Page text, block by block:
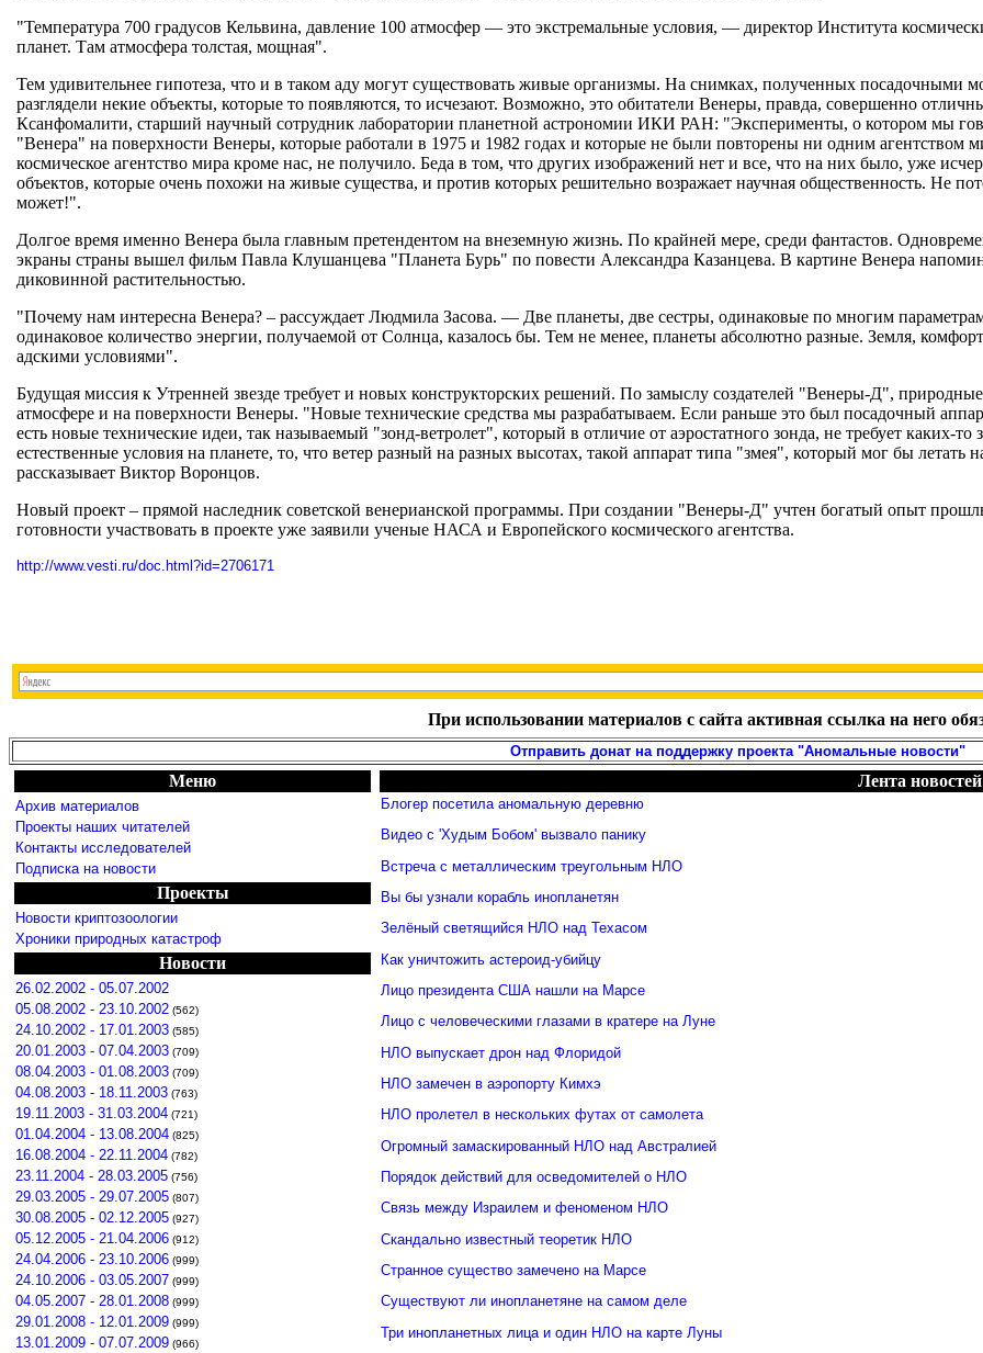
"Температура 700 градусов Кельвина, давление 100 атмосфер — это экстремальные условия, — директор Института
планет. Там атмосфера толстая, мощная".
Тем удивительнее гипотеза, что и в таком аду могут существовать живые организмы. На снимках, полученных
разглядели некие объекты, которые то появляются, то исчезают. Возможно, это обитатели Венеры, правда, совершенно
Ксанфомалити, старший научный сотрудник лаборатории планетной астрономии ИКИ РАН: "Эксперименты, о котором мы
"Венера" на поверхности Венеры, которые работали в 1975 и 1982 годах и которые не были повторены ни одним агентством
космическое агентство мира кроме нас, не получило. Беда в том, что других изображений нет и все, что на них было, уже
объектов, которые очень похожи на живые существа, и против которых решительно возражает научная общественность. Не
может!".
Долгое время именно Венера была главным претендентом на внеземную жизнь. По крайней мере, среди фантастов.
экраны страны вышел фильм Павла Клушанцева "Планета Бурь" по повести Александра Казанцева. В картине Венера
диковинной растительностью.
"Почему нам интересна Венера? – рассуждает Людмила Засова. — Две планеты, две сестры, одинаковые по многим
одинаковое количество энергии, получаемой от Солнца, казалось бы. Тем не менее, планеты абсолютно разные. Земля,
адскими условиями".
Будущая миссия к Утренней звезде требует и новых конструкторских решений. По замыслу создателей "Венеры-Д",
атмосфере и на поверхности Венеры. "Новые технические средства мы разрабатываем. Если раньше это был посадочный
есть новые технические идеи, так называемый "зонд-ветролет", который в отличие от аэростатного зонда, не требует каких-то
естественные условия на планете, то, что ветер разный на разных высотах, такой аппарат типа "змея", который мог бы
рассказывает Виктор Воронцов.
Новый проект – прямой наследник советской венерианской программы. При создании "Венеры-Д" учтен богатый опыт
готовности участвовать в проекте уже заявили ученые НАСА и Европейского космического агентства.
http://www.vesti.ru/doc.html?id=2706171
При использовании материалов с сайта активная ссылка на него
Отправить донат на поддержку проекта "Аномальные новости"
Меню
Архив материалов
Проекты наших читателей
Контакты исследователей
Подписка на новости
Проекты
Новости криптозоологии
Хроники природных катастроф
Новости
26.02.2002 - 05.07.2002
05.08.2002 - 23.10.2002 (562)
24.10.2002 - 17.01.2003 (585)
20.01.2003 - 07.04.2003 (709)
08.04.2003 - 01.08.2003 (709)
04.08.2003 - 18.11.2003 (763)
19.11.2003 - 31.03.2004 (721)
01.04.2004 - 13.08.2004 (825)
16.08.2004 - 22.11.2004 (782)
23.11.2004 - 28.03.2005 (756)
29.03.2005 - 29.07.2005 (807)
30.08.2005 - 02.12.2005 (927)
05.12.2005 - 21.04.2006 (912)
24.04.2006 - 23.10.2006 (999)
24.10.2006 - 03.05.2007 (999)
04.05.2007 - 28.01.2008 (999)
29.01.2008 - 12.01.2009 (999)
13.01.2009 - 07.07.2009 (966)
Лента новостей
Блогер посетила аномальную деревню
Видео с 'Худым Бобом' вызвало панику
Встреча с металлическим треугольным НЛО
Вы бы узнали корабль инопланетян
Зелёный светящийся НЛО над Техасом
Как уничтожить астероид-убийцу
Лицо президента США нашли на Марсе
Лицо с человеческими глазами в кратере на Луне
НЛО выпускает дрон над Флоридой
НЛО замечен в аэропорту Кимхэ
НЛО пролетел в нескольких футах от самолета
Огромный замаскированный НЛО над Австралией
Порядок действий для осведомителей о НЛО
Связь между Израилем и феноменом НЛО
Скандально известный теоретик НЛО
Странное существо замечено на Марсе
Существуют ли инопланетяне на самом деле
Три инопланетных лица и один НЛО на карте Луны